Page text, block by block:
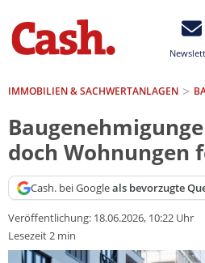
IMMOBILIEN & SACHWERTANLAGEN
doch Wohnungen
Cash. bei Googleals bevorzugte
Veröffentlichung: 18.06.2026, 10:22 Uhr
Lesezeit 2 min